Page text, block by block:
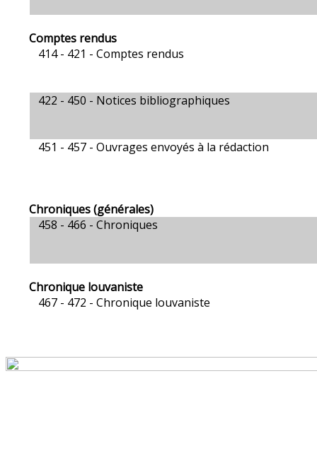
Comptes rendus
414 - 421 -Comptes rendus
422 - 450 - Notices bibliographiques
451 - 457 -Ouvrages envoyés à la rédaction
Chroniques (générales)
458 - 466 -Chroniques
Chronique louvaniste
467 - 472 -Chronique louvaniste